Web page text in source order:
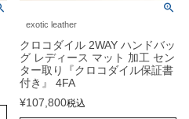
exotic leather
クロコダイル 2WAY ハンドバッ
グ レディース マット 加工 セン
ター取り『クロコダイル保証書
付き』 4FA
¥107,800税込